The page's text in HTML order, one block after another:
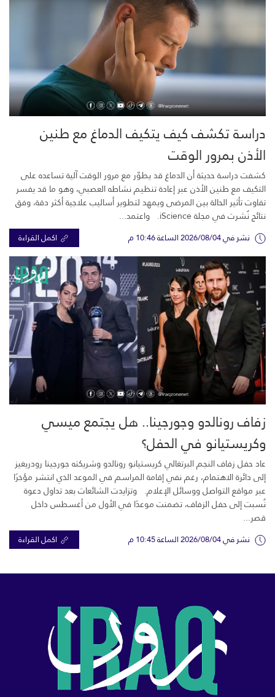
دراسة تكشف كيف يتكيف الدماغ مع طنين
الأذن بمرور الوقت
كشفت دراسة حديثة أن الدماغ قد يطوّر مع مرور الوقت آلية تساعده على
التكيف مع طنين الأذن عبر إعادة تنظيم نشاطه العصبي، وهو ما قد يفسر
تفاوت تأثير الحالة بين المرضى ويمهد لتطوير أساليب علاجية أكثر دقة، وفق
نتائج نُشرت في مجلة iScience. واعتمد...
نشر في 2026/08/04 الساعة 10:46 م اكمل القراءة
زفاف رونالدو وجورجينا.. هل يجتمع ميسي
وكريستيانو في الحفل؟
عاد حفل زفاف النجم البرتغالي كريستيانو رونالدو وشريكته جورجينا رودريغيز
إلى دائرة الاهتمام، رغم نفي إقامة المراسم في الموعد الذي انتشر مؤخرًا
عبر مواقع التواصل ووسائل الإعلام. وتزايدت الشائعات بعد تداول دعوة
نُسبت إلى حفل الزفاف، تضمنت موعدًا في الأول من أغسطس داخل
قصر...
نشر في 2026/08/04 الساعة 10:45 م اكمل القراءة